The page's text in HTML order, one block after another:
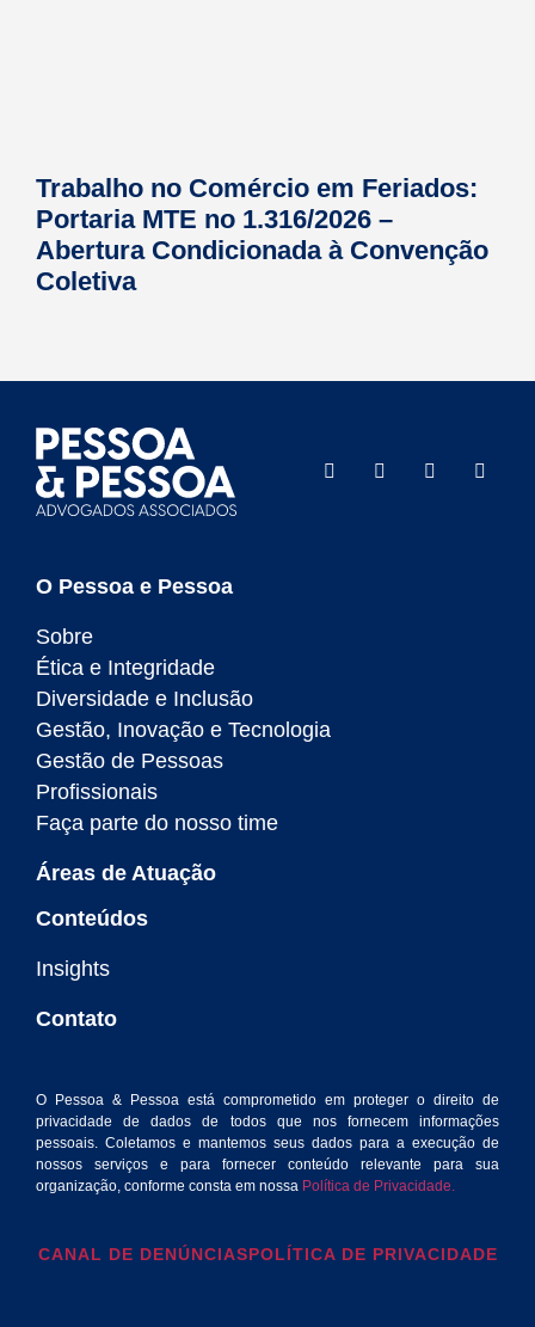
Trabalho no Comércio em Feriados:
Portaria MTE no 1.316/2026 –
Abertura Condicionada à Convenção
Coletiva
O Pessoa e Pessoa
Sobre
Ética e Integridade
Diversidade e Inclusão
Gestão, Inovação e Tecnologia
Gestão de Pessoas
Profissionais
Faça parte do nosso time
Áreas de Atuação
Conteúdos
Insights
Contato
O Pessoa & Pessoa está comprometido em proteger o direito de
privacidade de dados de todos que nos fornecem informações
pessoais. Coletamos e mantemos seus dados para a execução de
nossos serviços e para fornecer conteúdo relevante para sua
organização, conforme consta em nossa Política de Privacidade.
CANAL DE DENÚNCIASPOLÍTICA DE PRIVACIDADE